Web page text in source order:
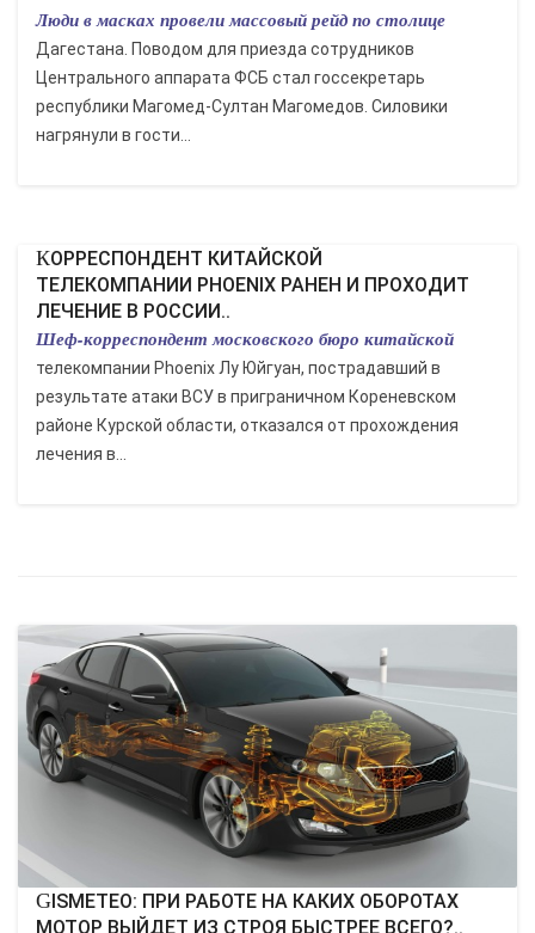
Люди в масках провели массовый рейд по столице
Дагестана. Поводом для приезда сотрудников
Центрального аппарата ФСБ стал госсекретарь
республики Магомед-Султан Магомедов. Силовики
нагрянули в гости...
КОРРЕСПОНДЕНТ КИТАЙСКОЙ
ТЕЛЕКОМПАНИИ PHOENIX РАНЕН И ПРОХОДИТ
ЛЕЧЕНИЕ В РОССИИ..
Шеф-корреспондент московского бюро китайской
телекомпании Phoenix Лу Юйгуан, пострадавший в
результате атаки ВСУ в приграничном Кореневском
районе Курской области, отказался от прохождения
лечения в...
GISMETEO: ПРИ РАБОТЕ НА КАКИХ ОБОРОТАХ
МОТОР ВЫЙДЕТ ИЗ СТРОЯ БЫСТРЕЕ ВСЕГО?..